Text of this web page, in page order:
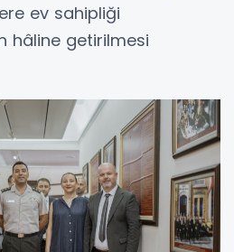
ev sahipliği
hâline getirilmesi